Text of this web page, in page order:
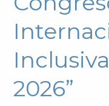
2026”
al
Congreso
Internacional
“EduTec
Inclusiva